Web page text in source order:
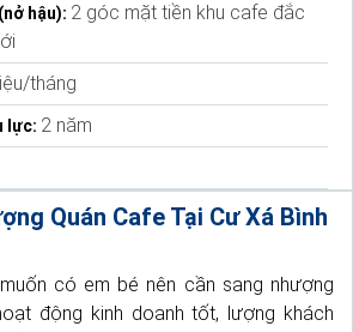
hậu): 2 góc mặt tiền khu cafe đắc
tháng
lực: 2 năm
Quán Cafe Tại Cư Xá Bình
có em bé nên cần sang nhượng
động kinh doanh tốt, lượng khách